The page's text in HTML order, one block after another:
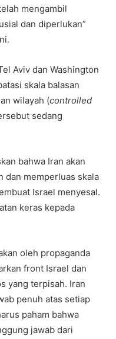
mengambil
dan diperlukan”
Aviv dan Washington
skala balasan
wilayah (controlled
sedang
bahwa Iran akan
dan memperluas skala
Israel menyesal.
keras kepada
oleh propaganda
front Israel dan
yang terpisah. Iran
penuh atas setiap
paham bahwa
jawab dari